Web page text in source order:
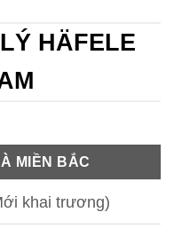
HÄFELE
MIỀN BẮC
khai trương)